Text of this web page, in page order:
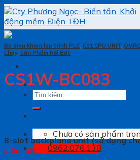
Skip
to
content
Tìm
Chưa có sản phẩm
0962.076.138
Bo dieu khien lap trinh PLC, CS1 CPU UNIT,
Chạy, Sản Phẩm Nổi Bật
CS1W-BC083
8-slot backplane unit (sử dụng
Liên kết